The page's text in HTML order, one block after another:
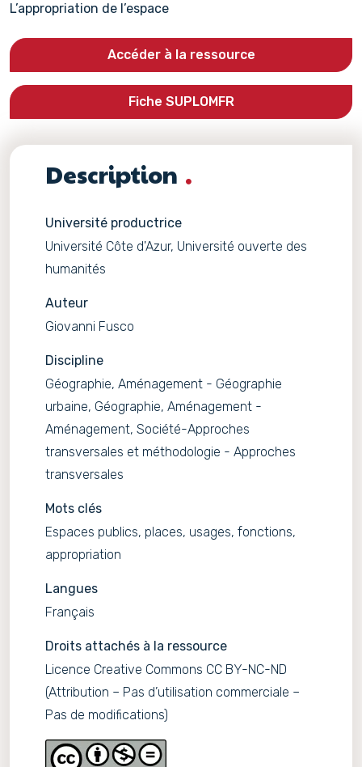
L’appropriation de l’espace
Accéder à la ressource
Fiche SUPLOMFR
Description
Université productrice
Université Côte d'Azur, Université ouverte des
humanités
Auteur
Giovanni Fusco
Discipline
Géographie, Aménagement - Géographie
urbaine, Géographie, Aménagement -
Aménagement, Société-Approches
transversales et méthodologie - Approches
transversales
Mots clés
Espaces publics, places, usages, fonctions,
appropriation
Langues
Français
Droits attachés à la ressource
Licence Creative Commons CC BY-NC-ND
(Attribution – Pas d’utilisation commerciale –
Pas de modifications)